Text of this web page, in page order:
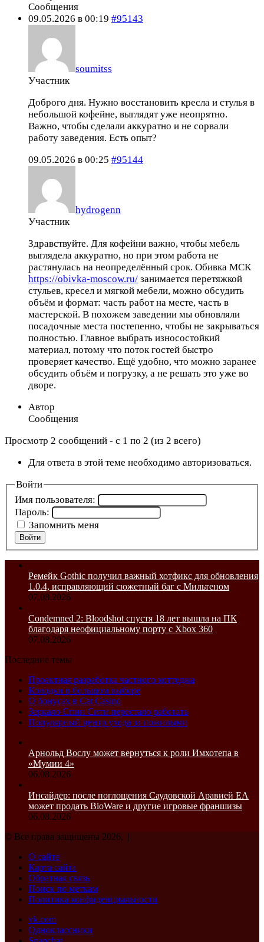
Сообщения
09.05.2026 в 00:19 #95143
soumitss
Участник
Доброго дня. Нужно восстановить кресла и стулья в
небольшой кофейне, выглядят уже неопрятно.
Важно, чтобы сделали аккуратно и не сорвали
работу заведения. Есть опыт?
09.05.2026 в 00:25 #95144
hydrogenn
Участник
Здравствуйте. Для кофейни важно, чтобы мебель
выглядела аккуратно, но при этом работа не
растянулась на неопределённый срок. Обивка МСК
https://obivka-moscow.ru/ занимается перетяжкой
стульев, кресел и мягкой мебели, можно обсудить
объём и формат: часть работ на месте, часть в
мастерской. В похожем заведении мы обновляли
посадочные места постепенно, чтобы не закрываться
полностью. Главное выбрать износостойкий
материал, потому что поток гостей быстро
проверяет качество. Ещё удобно, что можно заранее
обсудить объём и погрузку, а не решать это уже во
дворе.
Автор
Сообщения
Просмотр 2 сообщений - с 1 по 2 (из 2 всего)
Для ответа в этой теме необходимо авторизоваться.
Войти
Имя пользователя:
Пароль:
Запомнить меня
Войти
Ремейк Gothic получил важный хотфикс для обновления
1.0.4, исправляющий сюжетный баг с Мильтеном
07.08.2026
Condemned 2: Bloodshot спустя 18 лет вышла на ПК
благодаря неофициальному порту с Xbox 360
07.08.2026
Последние темы
Проектная разработка частного коттеджа
Колодки в большом выборе
О бонусах в Cat Casino
Зеркало Спин Сити перестало работать
Популярный центр ухода за пожилыми
Арнольд Вослу может вернуться к роли Имхотепа в
«Мумии 4»
06.08.2026
Инсайдер: после поглощения Саудовской Аравией EA
может продать BioWare и другие игровые франшизы
06.08.2026
© Все права защищены 2026, |
О сайте
Карта сайта
Обратная связь
Поиск по меткам
Политика конфиденциальности
vk.com
Одноклассники